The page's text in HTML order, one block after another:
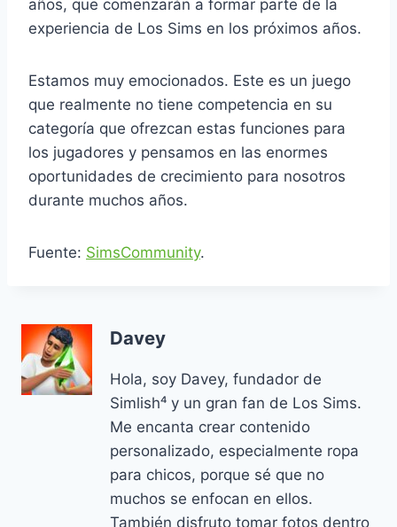
años, que comenzarán a formar parte de la
experiencia de Los Sims en los próximos años.
Estamos muy emocionados. Este es un juego
que realmente no tiene competencia en su
categoría que ofrezcan estas funciones para
los jugadores y pensamos en las enormes
oportunidades de crecimiento para nosotros
durante muchos años.
Fuente: SimsCommunity.
Davey
Hola, soy Davey, fundador de
Simlish⁴ y un gran fan de Los Sims.
Me encanta crear contenido
personalizado, especialmente ropa
para chicos, porque sé que no
muchos se enfocan en ellos.
También disfruto tomar fotos dentro